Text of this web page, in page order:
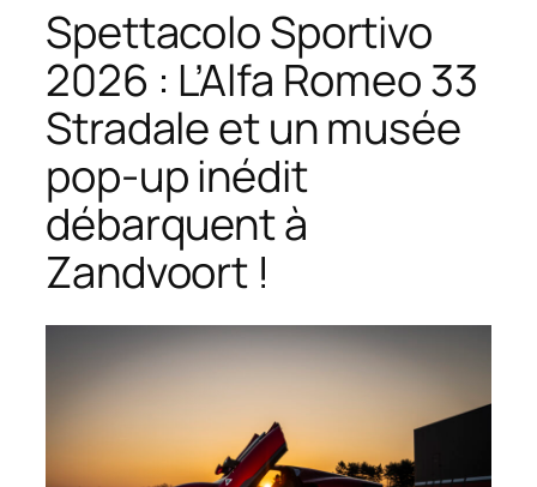
Spettacolo Sportivo
2026 : L’Alfa Romeo 33
Stradale et un musée
pop-up inédit
débarquent à
Zandvoort !